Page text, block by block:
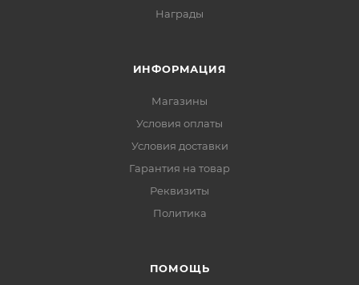
Награды
ИНФОРМАЦИЯ
Магазины
Условия оплаты
Условия доставки
Гарантия на товар
Реквизиты
Политика
ПОМОЩЬ